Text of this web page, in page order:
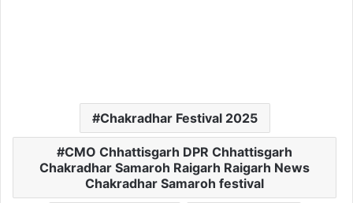
Chakradhar Festival 2025
CMO Chhattisgarh DPR Chhattisgarh
Chakradhar Samaroh Raigarh Raigarh News
Chakradhar Samaroh festival